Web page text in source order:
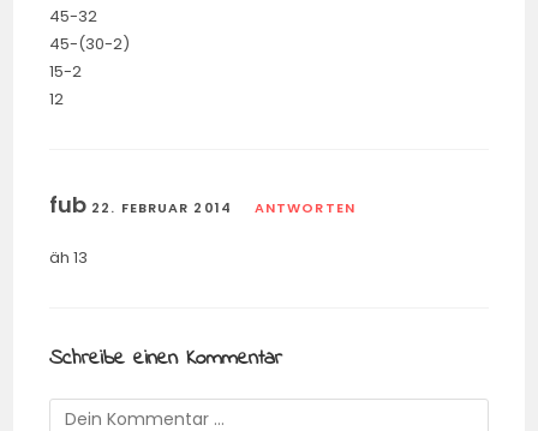
45-32
45-(30-2)
15-2
12
fub 22. FEBRUAR 2014 ANTWORTEN
äh 13
Schreibe einen Kommentar